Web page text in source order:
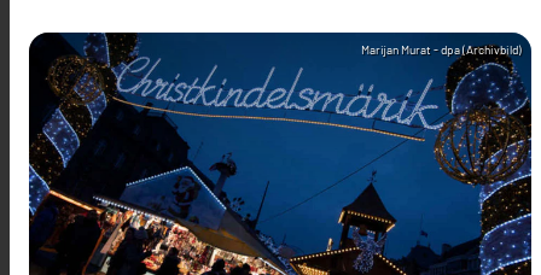
Marijan Murat - dpa (Archivbild)